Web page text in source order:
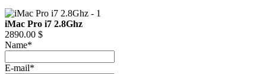
iMac Pro i7 2.8Ghz
2890.00 $
Name*
E-mail*